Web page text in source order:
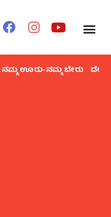
ನಮ್ಮ ಊರು-ನಮ್ಮ ಬೇರು ದೇಶ